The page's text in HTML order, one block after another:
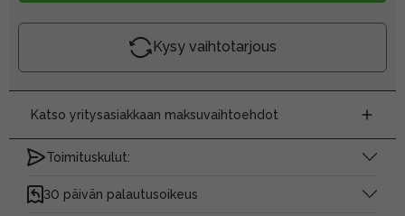
Kysy vaihtotarjous
Katso yritysasiakkaan maksuvaihtoehdot
Toimituskulut:
30 päivän palautusoikeus